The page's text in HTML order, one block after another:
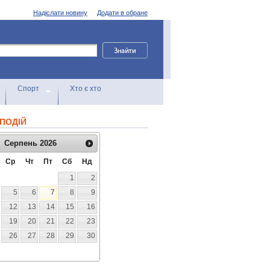
Додати в обране
Надіслати новину
Спорт Хто є хто
Серпень 2026
Ср Чт Пт Сб
Нд
1
2
5 6 7 8
9
12 13 14 15
16
19 20 21 22
23
26 27 28 29
30